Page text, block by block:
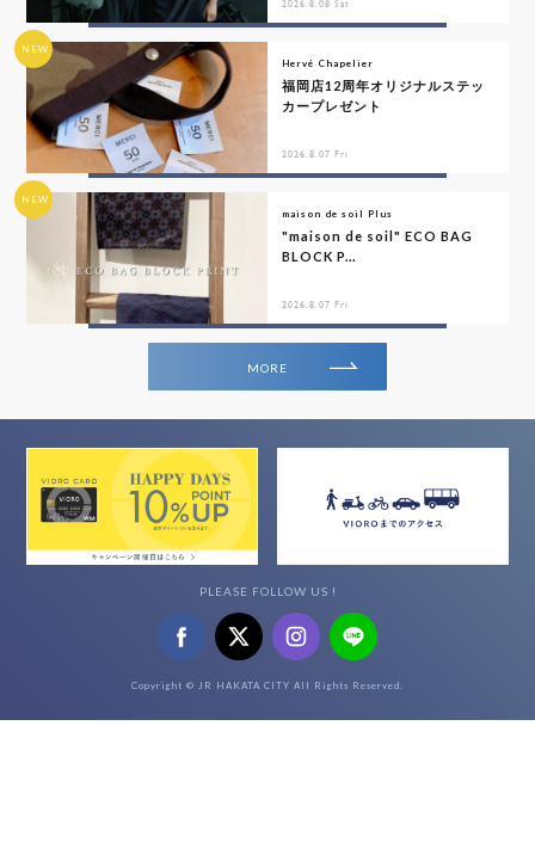
2026.8.08 Sat
NEW
Hervé Chapelier
福岡店12周年オリジナルステッ
カープレゼント
2026.8.07 Fri
NEW
maison de soil Plus
"maison de soil" ECO BAG
BLOCK P...
2026.8.07 Fri
MORE
PLEASE FOLLOW US !
Copyright © JR HAKATA CITY All Rights Reserved.